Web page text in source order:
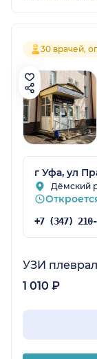
30 врачей,
г Уфа, ул
Дёмский
УЗИ
1 010 ₽